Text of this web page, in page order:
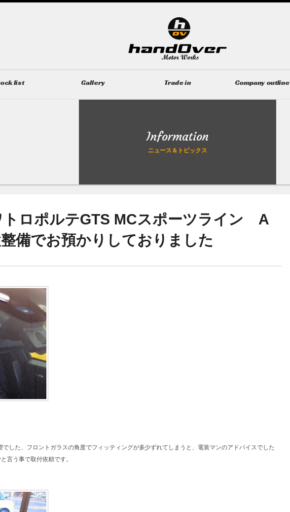
list Gallery Trade in Company outline
Information
ニュース＆トピックス
トロポルテGTS MCスポーツライン A
備でお預かりしておりました
した、フロントガラスの角度でフィッティングが多少ずれてしまうと、電装マンのアドバイスでした
言う事で取付依頼です。